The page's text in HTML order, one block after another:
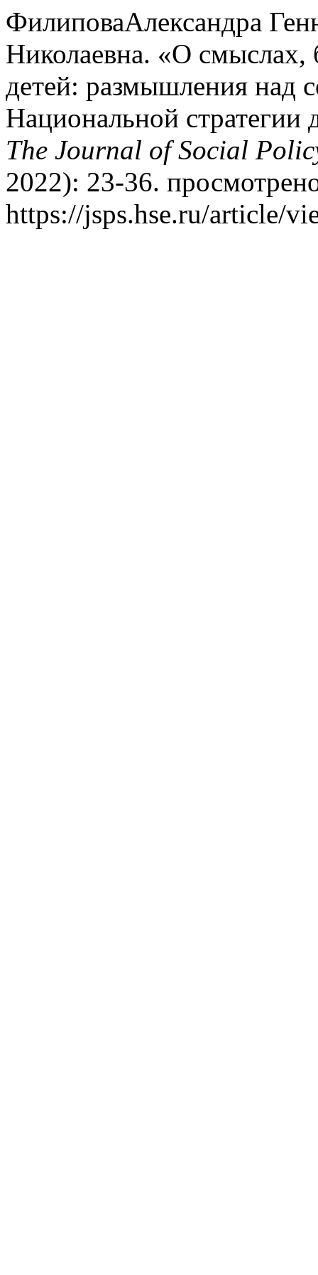
ФилиповаАлександра
Николаевна. «О смыслах,
детей: размышления над
Национальной стратегии
The Journal of Social
2022): 23-36.
https://jsps.hse.ru/article/